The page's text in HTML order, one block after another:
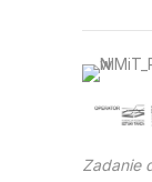
Zadanie